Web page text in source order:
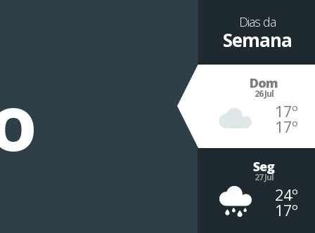
Dias da
Semana
Dom
26 Jul
17º
17º
Seg
27 Jul
24º
17º